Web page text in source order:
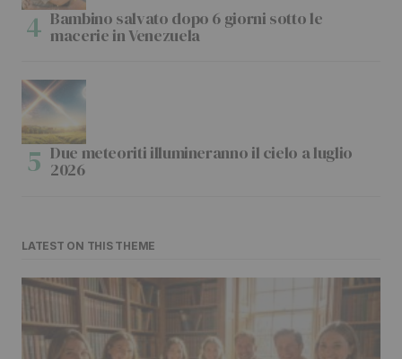
Bambino salvato dopo 6 giorni sotto le
macerie in Venezuela
Due meteoriti illumineranno il cielo a luglio
2026
LATEST ON THIS THEME